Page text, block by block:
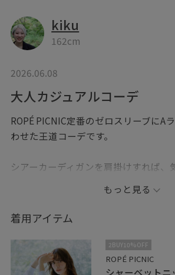
kiku
162cm
2026.06.08
大人カジュアルコーデ
ROPÉ PICNIC定番のゼロスリーブにA
わせた王道コーデです。
シアーカーディガンを肩掛けすれば、
数ある中からご覧頂き、ありがとうご
SNaP/Me
もっと見る
着用アイテム
2BUY10%OFF
ROPÉ PICNIC
シャーベットニ